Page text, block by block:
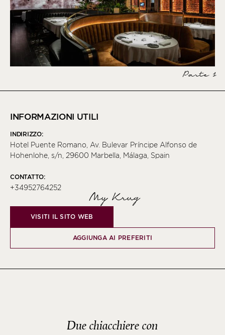
Parte 1
INFORMAZIONI UTILI
INDIRIZZO:
Hotel Puente Romano, Av. Bulevar Príncipe Alfonso de
Hohenlohe, s/n, 29600 Marbella, Málaga, Spain
CONTATTO:
+34952764252
My Krug
VISITI IL SITO WEB
AGGIUNGA AI PREFERITI
Due chiacchiere con